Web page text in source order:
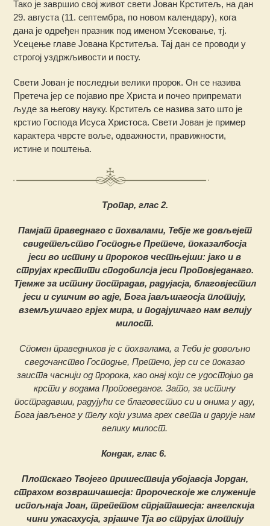
Тако је завршио свој живот свети Јован Крститељ, на дан
29. августа (11. септембра, по новом календару), кога
дана је одређен празник под именом Усековање, тј.
Усецење главе Јована Крститеља. Тај дан се проводи у
строгој уздржљивости и посту.
Свети Јован је последњи велики пророк. Он се назива
Претеча јер се појавио пре Христа и почео припремати
људе за његову науку. Крститељ се назива зато што је
крстио Господа Исуса Христоса. Свети Јован је пример
карактера чврсте воље, одважности, правижности,
истине и поштења.
Тропар, глас 2.
Памјат праведнаго с похвалами, Тебје же довљејет
свидетељство Господње Претече, показалбосја
јеси во истину и пророков честњејши: јако и в
струјах крестити сподобилсја јеси Проповједанаго.
Тјемже за истину пострадав, радујасја, благовјестил
јеси и сушчим во адје, Бога јављшагосја плотију,
вземљушчаго грјех мира, и подајушчаго нам велију
милост.
Спомен праведников је с похвалама, а Теби је довољно
сведочанство Господње, Претечо, јер си се показао
заиста часнији од пророка, као онај који се удостојио да
крсти у водама Проповеданог. Зато, за истину
пострадавши, радујући се благовестио си и онима у аду,
Бога јављеног у телу који узима грех света и дарује нам
велику милост.
Кондак, глас 6.
Плотскаго Твојего пришествија убојавсја Јордан,
страхом возврашчашесја: пророческоје же служеније
испољнаја Јоан, трепетом спрјаташесја: ангелскија
чини ужасахусја, зрјашче Тја во струјах плотију